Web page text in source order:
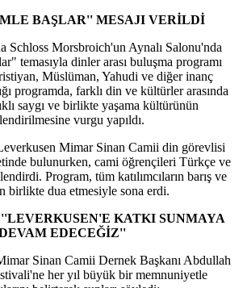
BAŞLAR'' MESAJI VERİLDİ
Schloss Morsbroich'un Aynalı Salonu'nda
temasıyla dinler arası buluşma programı
Müslüman, Yahudi ve diğer inanç
programda, farklı din ve kültürler arasında
saygı ve birlikte yaşama kültürünün
vurgu yapıldı.
Mimar Sinan Camii din görevlisi
bulunurken, cami öğrençileri Türkçe ve
Program, tüm katılımcıların barış ve
birlikte dua etmesiyle sona erdi.
KATKI SUNMAYA
EDECEĞİZ''
Sinan Camii Dernek Başkanı Abdullah
her yıl büyük bir memnuniyetle